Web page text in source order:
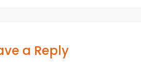
a Reply